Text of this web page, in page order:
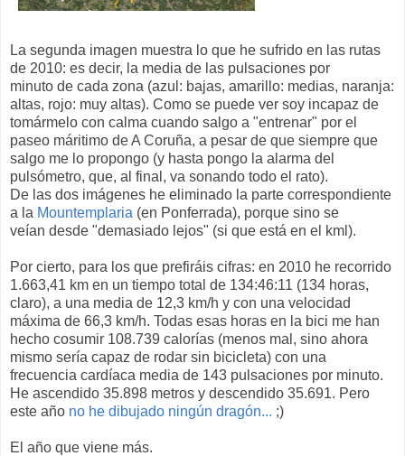
La segunda imagen muestra lo que he sufrido en las rutas
de 2010: es decir, la media de las pulsaciones por
minuto de cada zona (azul: bajas, amarillo: medias, naranja:
altas, rojo: muy altas). Como se puede ver soy incapaz de
tomármelo con calma cuando salgo a "entrenar" por el
paseo máritimo de A Coruña, a pesar de que siempre que
salgo me lo propongo (y hasta pongo la alarma del
pulsómetro, que, al final, va sonando todo el rato).
De las dos imágenes he eliminado la parte correspondiente
a la Mountemplaria (en Ponferrada), porque sino se
veían desde "demasiado lejos" (si que está en el kml).
Por cierto, para los que prefiráis cifras: en 2010 he recorrido
1.663,41 km en un tiempo total de 134:46:11 (134 horas,
claro), a una media de 12,3 km/h y con una velocidad
máxima de 66,3 km/h. Todas esas horas en la bici me han
hecho cosumir 108.739 calorías (menos mal, sino ahora
mismo sería capaz de rodar sin bicicleta) con una
frecuencia cardíaca media de 143 pulsaciones por minuto.
He ascendido 35.898 metros y descendido 35.691. Pero
este año no he dibujado ningún dragón... ;)
El año que viene más.